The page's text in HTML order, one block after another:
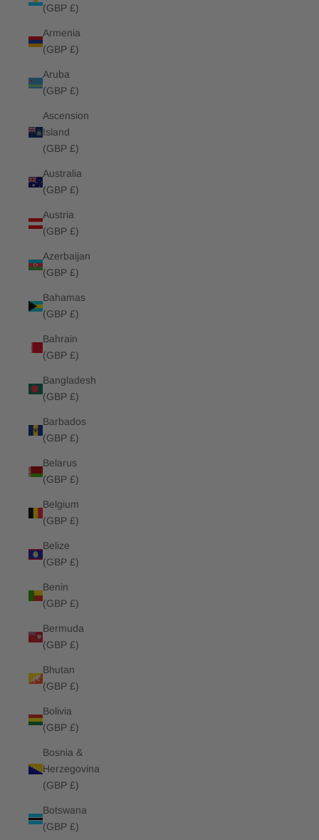
(GBP £)
Armenia
(GBP £)
Aruba
(GBP £)
Ascension
Island
(GBP £)
Australia
(GBP £)
Austria
(GBP £)
Azerbaijan
(GBP £)
Bahamas
(GBP £)
Bahrain
(GBP £)
Bangladesh
(GBP £)
Barbados
(GBP £)
Belarus
(GBP £)
Belgium
(GBP £)
Belize
(GBP £)
Benin
(GBP £)
Bermuda
(GBP £)
Bhutan
(GBP £)
Bolivia
(GBP £)
Bosnia &
Herzegovina
(GBP £)
Botswana
(GBP £)